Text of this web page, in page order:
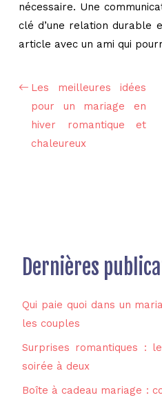
nécessaire. Une
clé d’une relation durable
article avec un ami qui
Les meilleures idées
pour un mariage en
hiver romantique et
chaleureux
Dernières
Qui paie quoi dans un
les couples
Surprises romantiques :
soirée à deux
Boîte à cadeau mariage :